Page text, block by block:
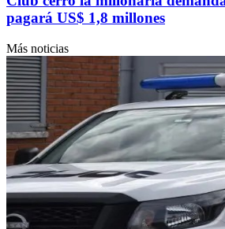
pagará US$ 1,8 millones
Más noticias